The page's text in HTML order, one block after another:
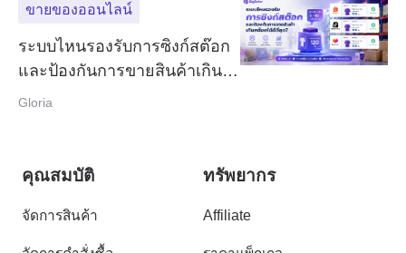
ขายของออนไลน์
ระบบไหนรองรับการซิงก์สต๊อก
และป้องกันการขายสินค้าเกิน
สต๊อกได้ดีที่สุด? เปรียบเทียบ
Gloria
คุณสมบัติ
จัดการสินค้า
ทรัพยากร
Affiliate